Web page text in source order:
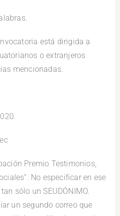
está dirigida a
o extranjeros
mencionadas.
Premio Testimonios,
No especificar en ese
sólo un SEUDÓNIMO.
un segundo correo que